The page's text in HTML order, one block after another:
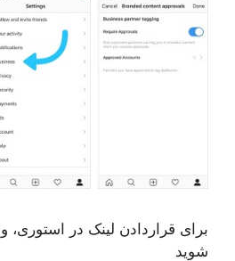
برای قراردادن لینک در
شوید